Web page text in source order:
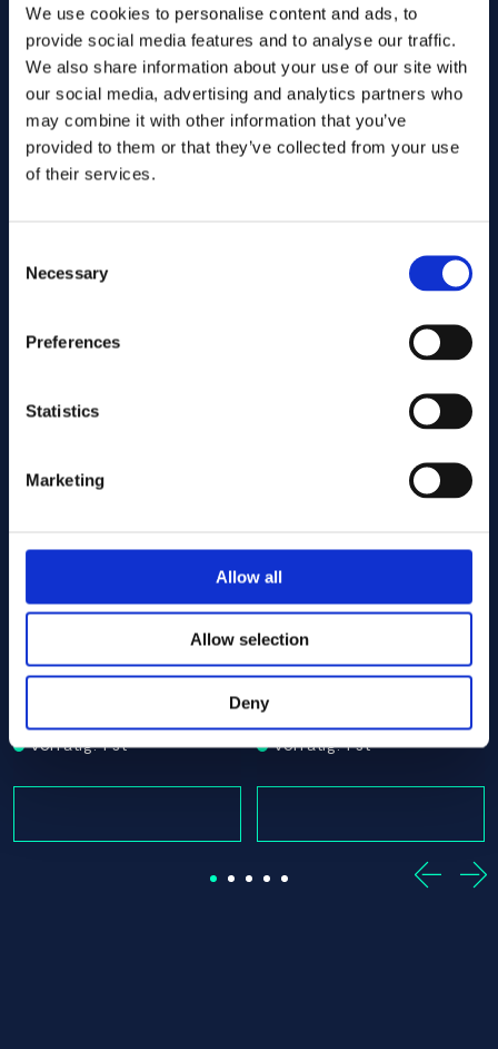
We use cookies to personalise content and ads, to
provide social media features and to analyse our traffic.
We also share information about your use of our site with
our social media, advertising and analytics partners who
may combine it with other information that you’ve
provided to them or that they’ve collected from your use
of their services.
Selection
Necessary
Preferences
Statistics
Marketing
Allow all
Allow selection
Deny
Associerade produkter
ASTM B160
Vorrätig: 1 st
ASTM B160
30.00 x 320.00
Vorrätig: 1 st